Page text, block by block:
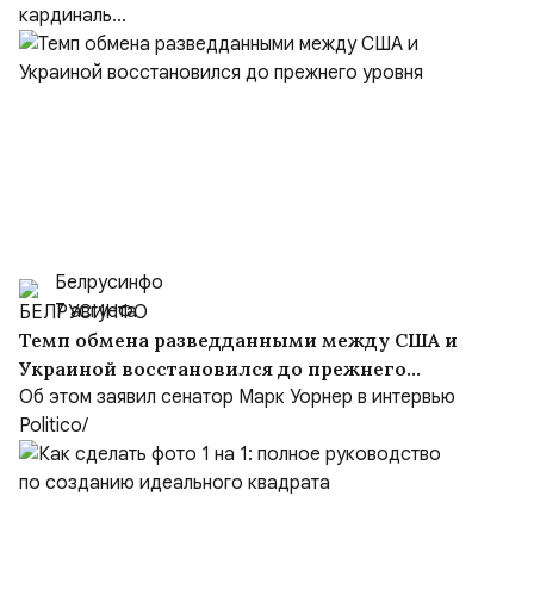
кардиналь...
Белрусинфо
7 августа
Темп обмена разведданными между США и
Украиной восстановился до прежнего
уровня
Об этом заявил сенатор Марк Уорнер в интервью
Politico/